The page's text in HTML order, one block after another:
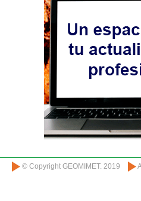
© Copyright GEOMIMET. 2019